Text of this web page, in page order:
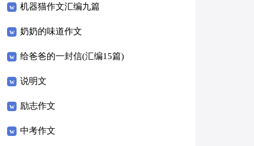
8篇）
机器猫作文汇编九篇
奶奶的味道作文
给爸爸的一封信(汇编15篇)
说明文
励志作文
中考作文